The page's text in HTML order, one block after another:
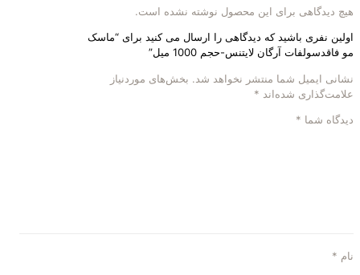
هیچ دیدگاهی برای این محصول نوشته نشده است.
اولین نفری باشید که دیدگاهی را ارسال می کنید برای “ماسک
مو فاقدسولفات آرگان لایتنس-حجم 1000 میل”
نشانی ایمیل شما منتشر نخواهد شد. بخش‌های موردنیاز
علامت‌گذاری شده‌اند *
دیدگاه شما *
نام *